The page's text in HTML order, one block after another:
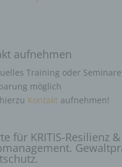
aufnehmen
Training oder
möglich
Kontaktaufnehmen!
für KRITIS-Resilienz